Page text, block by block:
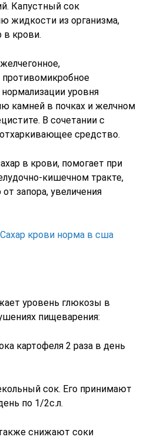
Капустный сок
жидкости из организма,
в крови.
противомикробное
уровня
камней в почках и желчном
В сочетании с
средство.
в крови, помогает при
кишечном тракте,
запора, увеличения
Сахар крови норма в сша
уровень глюкозы в
пищеварения:
картофеля 2 раза в день
сок. Его принимают
по 1/2с.л.
снижают соки